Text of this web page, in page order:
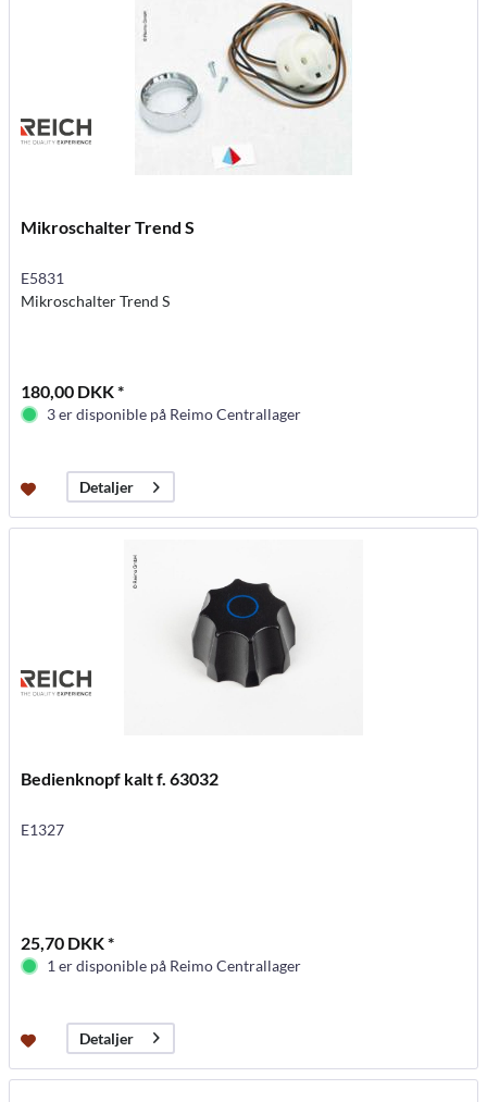
Mikroschalter Trend S
E5831
Mikroschalter Trend S
180,00 DKK *
3 er disponible på Reimo Centrallager
Detaljer
Bedienknopf kalt f. 63032
E1327
25,70 DKK *
1 er disponible på Reimo Centrallager
Detaljer